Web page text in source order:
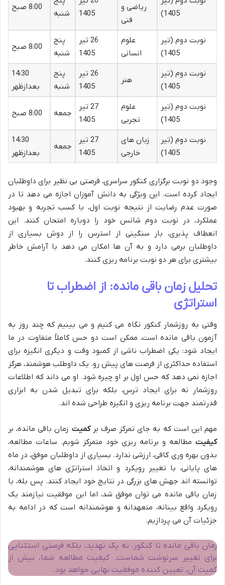
1405)
ریاضی و
فنی
1405
شنبه
8:00 صبح
نوبت دوم (تیر
1405)
علوم
انسانی
26 تیر
1405
پنج
شنبه
8:00 صبح
نوبت دوم (تیر
1405)
هنر
26 تیر
1405
پنج
شنبه
14:30
بعدازظهر
نوبت دوم (تیر
1405)
علوم
تجربی
27 تیر
1405
جمعه 8:00 صبح
نوبت دوم (تیر
1405)
زبان های
خارجی
27 تیر
1405
جمعه
14:30
بعدازظهر
وجود دو نوبت برگزاری کنکور سراسری، فرصتی بی نظیر برای داوطلبان
ایجاد کرده است. این ویژگی به دانش آموزان اجازه می دهد تا در
صورت عدم رضایت از نتیجه نوبت اول، با کسب تجربه و بهبود
عملکرد، در نوبت دوم شانس خود را دوباره امتحان کنند. این
انعطاف پذیری، بار سنگینی از استرس را از دوش بسیاری از
داوطلبان برمی دارد و به آن ها امکان می دهد با آرامش خاطر
بیشتری برای هر دو نوبت برنامه ریزی کنند.
تحلیل زمان باقی مانده: از اضطراب تا
استراتژی
وقتی به روزشمار کنکور نگاه می کنیم و می بینیم که چند روز به
آزمون باقی مانده است، ممکن است دو حس کاملاً متفاوت در ما
ایجاد شود: یکی اضطراب ناشی از کمبود وقت و دیگری انگیزه برای
استفاده حداکثری از فرصت های پیش رو. یک داوطلب هوشمند، هرگز
اجازه نمی دهد که حس اول بر او چیره شود. او می داند که اطلاعات
روزشمار نه برای ایجاد ترس، بلکه برای تبدیل شدن به ابزاری
قدرتمند جهت برنامه ریزی و انگیزه طراحی شده اند.
مهم این است که به جای تمرکز صرف برکمیت زمان باقی مانده، بر
کیفیت مطالعه و برنامه ریزی خود متمرکز شویم. ساعات مطالعه،
بدون بهره وری کافی، ارزشی ندارد. بسیاری از داوطلبان موفق، در ماه
های پایانی، با تغییر رویکرد و اتخاذ استراتژی های هوشمندانه،
توانسته اند جهش های بزرگی در نتایج خود ایجاد کنند. پس بله، با
زمان باقی مانده می توان موفق شد، اما این موفقیت نیازمند یک
رویکرد واقع بینانه، متعهدانه و هوشمندانه است که در ادامه به
جزئیات آن می پردازیم.
زمان باقی مانده تا کنکور، نه یک تهدید، بلکه فرصتی استثنایی
برای تغییر سرنوشت شماست. کیفیت مطالعه شما، بیش از
کمیت آن، تعیین کننده موفقیت نهایی خواهد بود.